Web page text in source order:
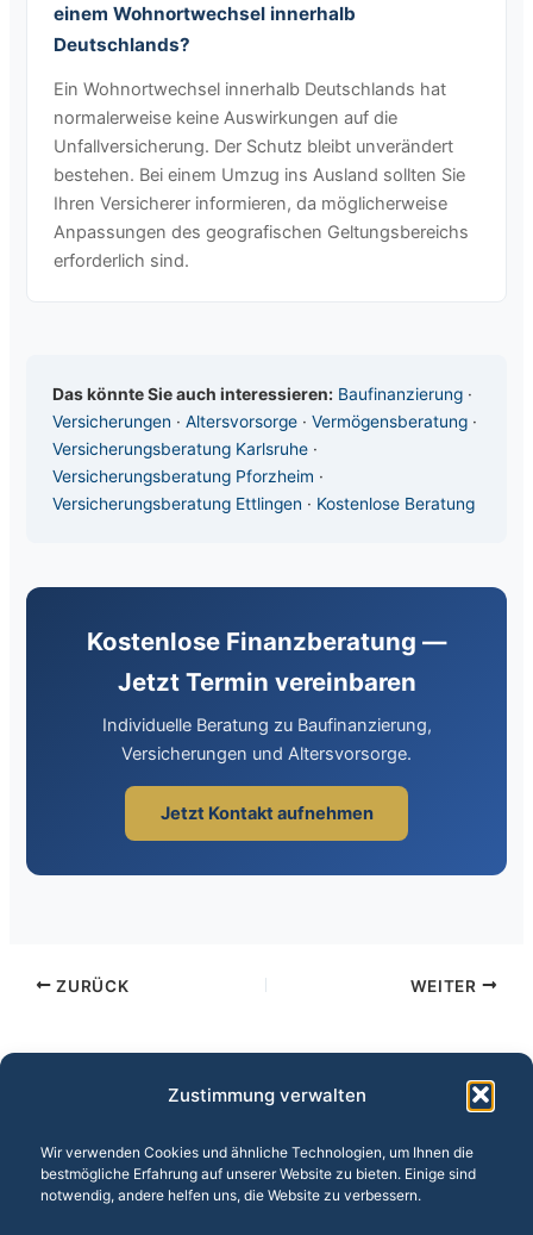
Zustimmung verwalten
Wir verwenden Cookies und ähnliche Technologien, um Ihnen die
bestmögliche Erfahrung auf unserer Website zu bieten. Einige sind
notwendig, andere helfen uns, die Website zu verbessern.
einem Wohnortwechsel innerhalb
Deutschlands?
Ein Wohnortwechsel innerhalb Deutschlands hat
normalerweise keine Auswirkungen auf die
Unfallversicherung. Der Schutz bleibt unverändert
bestehen. Bei einem Umzug ins Ausland sollten Sie
Ihren Versicherer informieren, da möglicherweise
Anpassungen des geografischen Geltungsbereichs
erforderlich sind.
Das könnte Sie auch interessieren: Baufinanzierung ·
Versicherungen ·Altersvorsorge ·Vermögensberatung ·
Versicherungsberatung Karlsruhe ·
Versicherungsberatung Pforzheim ·
Versicherungsberatung Ettlingen · Kostenlose Beratung
Kostenlose Finanzberatung —
Jetzt Termin vereinbaren
Individuelle Beratung zu Baufinanzierung,
Versicherungen und Altersvorsorge.
Jetzt Kontakt aufnehmen
ZURÜCK WEITER
Unsere Leistungen: Baufinanzierung · Versicherungen